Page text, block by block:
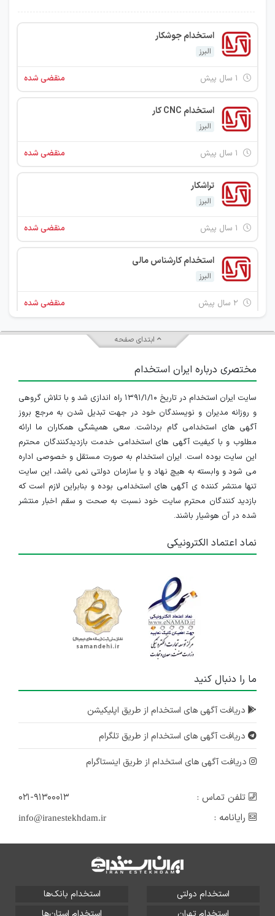
استخدام جوشکار
البرز
منقضی شده
استخدام CNC کار
البرز
منقضی شده
تراشکار
البرز
منقضی شده
استخدام کارشناس مالی
البرز
منقضی شده
استخدام مهندس صنایع
۳ سال پیش منقضی شده
استخدام مهندس صنایع
البرز
۳ سال پیش منقضی شده
نیروی حسابدار خانم و مهندس صنایع
البرز
اپراتور دستگاه تراش cnc -کارگر ساده
۴ سال پیش
استخدام نیروی فنی و اداری
البرز
ابتدای صفحه
مختصری درباره ایران استخدام
سایت ایران استخدام در تاریخ ۱۳۹۱/۱/۱۰ راه اندازی شد و با تلاش گروهی
و روزانه مدیران و نویسندگان خود در جهت تبدیل شدن به مرجع بروز
آگهی های استخدامی گام برداشت. سعی همیشگی همکاران ما ارائه
مطلوب و با کیفیت آگهی های استخدامی خدمت بازدیدکنندگان محترم
این سایت بوده است. ایران استخدام به صورت مستقل و خصوصی اداره
می شود و وابسته به هیچ نهاد و یا سازمان دولتی نمی باشد، این سایت
تنها منتشر کننده ی آگهی های استخدامی بوده و بنابراین لازم است که
بازدید کنندگان محترم سایت خود نسبت به صحت و سقم اخبار منتشر
شده در آن هوشیار باشند.
نماد اعتماد الکترونیکی
ما را دنبال کنید
دریافت آگهی های استخدام از طریق اپلیکیشن
دریافت آگهی های استخدام از طریق تلگرام
دریافت آگهی های استخدام از طریق اینستاگرام
تلفن تماس :
۰۲۱-۹۱۳۰۰۰۱۳
رایانامه :
info@iranestekhdam.ir
استخدام دولتی
استخدام بانک‌ها